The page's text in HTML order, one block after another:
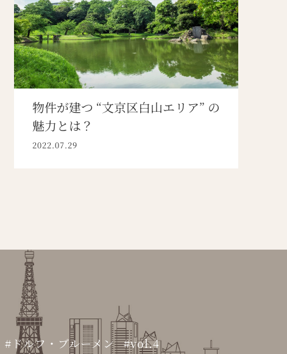
物件が建つ “文京区白山エリア” の
魅力とは？
2022.07.29
ドルフ・ブルーメン
vol.4